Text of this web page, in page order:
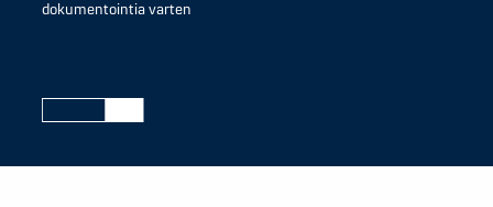
dokumentointia varten